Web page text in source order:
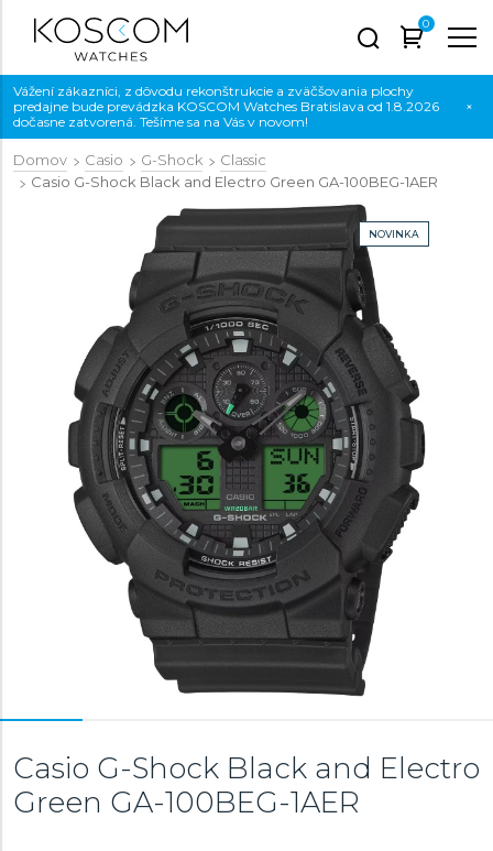
0
Vážení zákazníci, z dôvodu rekonštrukcie a zväčšovania plochy
predajne bude prevádzka KOSCOM Watches Bratislava od 1.8.2026
dočasne zatvorená. Tešíme sa na Vás v novom!
×
Domov Casio G-Shock
Classic
Casio G-Shock Black and Electro Green GA-100BEG-1AER
NOVINKA
Casio G-Shock Black and Electro
Green GA-100BEG-1AER